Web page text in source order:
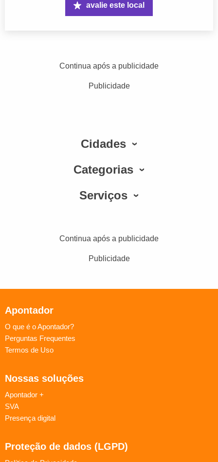
avalie este local
Continua após a publicidade
Publicidade
Cidades
Categorias
Serviços
Continua após a publicidade
Publicidade
Apontador
O que é o Apontador?
Perguntas Frequentes
Termos de Uso
Nossas soluções
Apontador +
SVA
Presença digital
Proteção de dados (LGPD)